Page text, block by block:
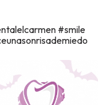
#smile